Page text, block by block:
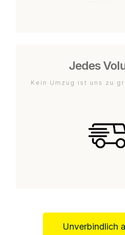
Jedes
Kein Umzug ist uns zu
Unverbindlich